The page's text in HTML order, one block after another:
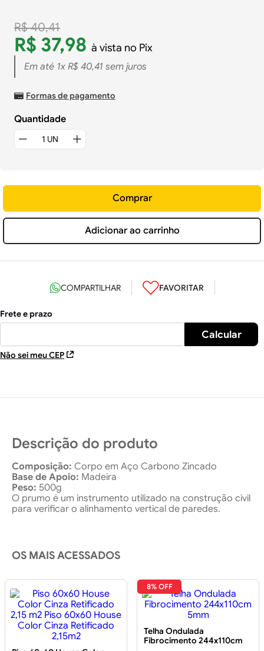
R$ 40,41
R$ 37,98 à vista no Pix
Em até 1x R$ 40,41 sem juros
Formas de pagamento
Quantidade
Adicionar ao carrinho
Comprar
Não sei meu CEP
Descrição do produto
Composição: Corpo em Aço Carbono Zincado
Base de Apoio: Madeira
Peso: 500g
O prumo é um instrumento utilizado na construção civil
para verificar o alinhamento vertical de paredes.
OS MAIS ACESSADOS
8% OFF
Telha Ondulada
Fibrocimento 244x110cm